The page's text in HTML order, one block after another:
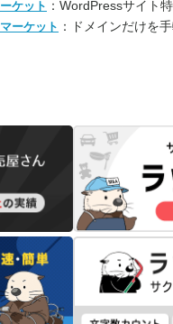
ケット ：WordPressサイト
ーケット ：ドメインだけを